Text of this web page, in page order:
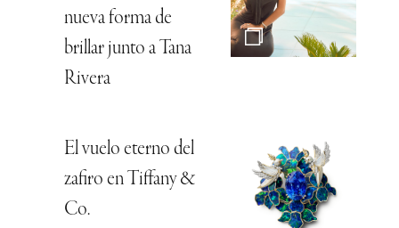
nueva forma de
brillar junto a Tana
Rivera
El vuelo eterno del
zafiro en Tiffany &
Co.